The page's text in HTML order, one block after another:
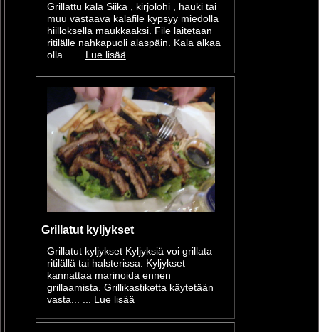
Grillattu kala Siika , kirjolohi , hauki tai
muu vastaava kalafile kypsyy miedolla
hiilloksella maukkaaksi. File laitetaan
ritilälle nahkapuoli alaspäin. Kala alkaa
olla... ... Lue lisää
Grillatut kyljykset
Grillatut kyljykset Kyljyksiä voi grillata
ritilällä tai halsterissa. Kyljykset
kannattaa marinoida ennen
grillaamista. Grillikastiketta käytetään
vasta... ...
Lue lisää